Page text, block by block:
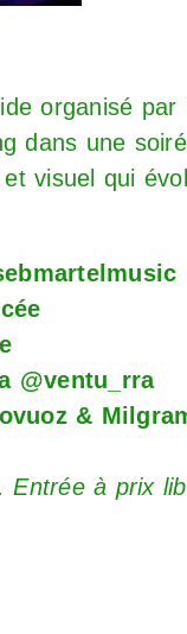
organisé par
dans une
visuel qui
@ventu_rra
&
Entrée à prix